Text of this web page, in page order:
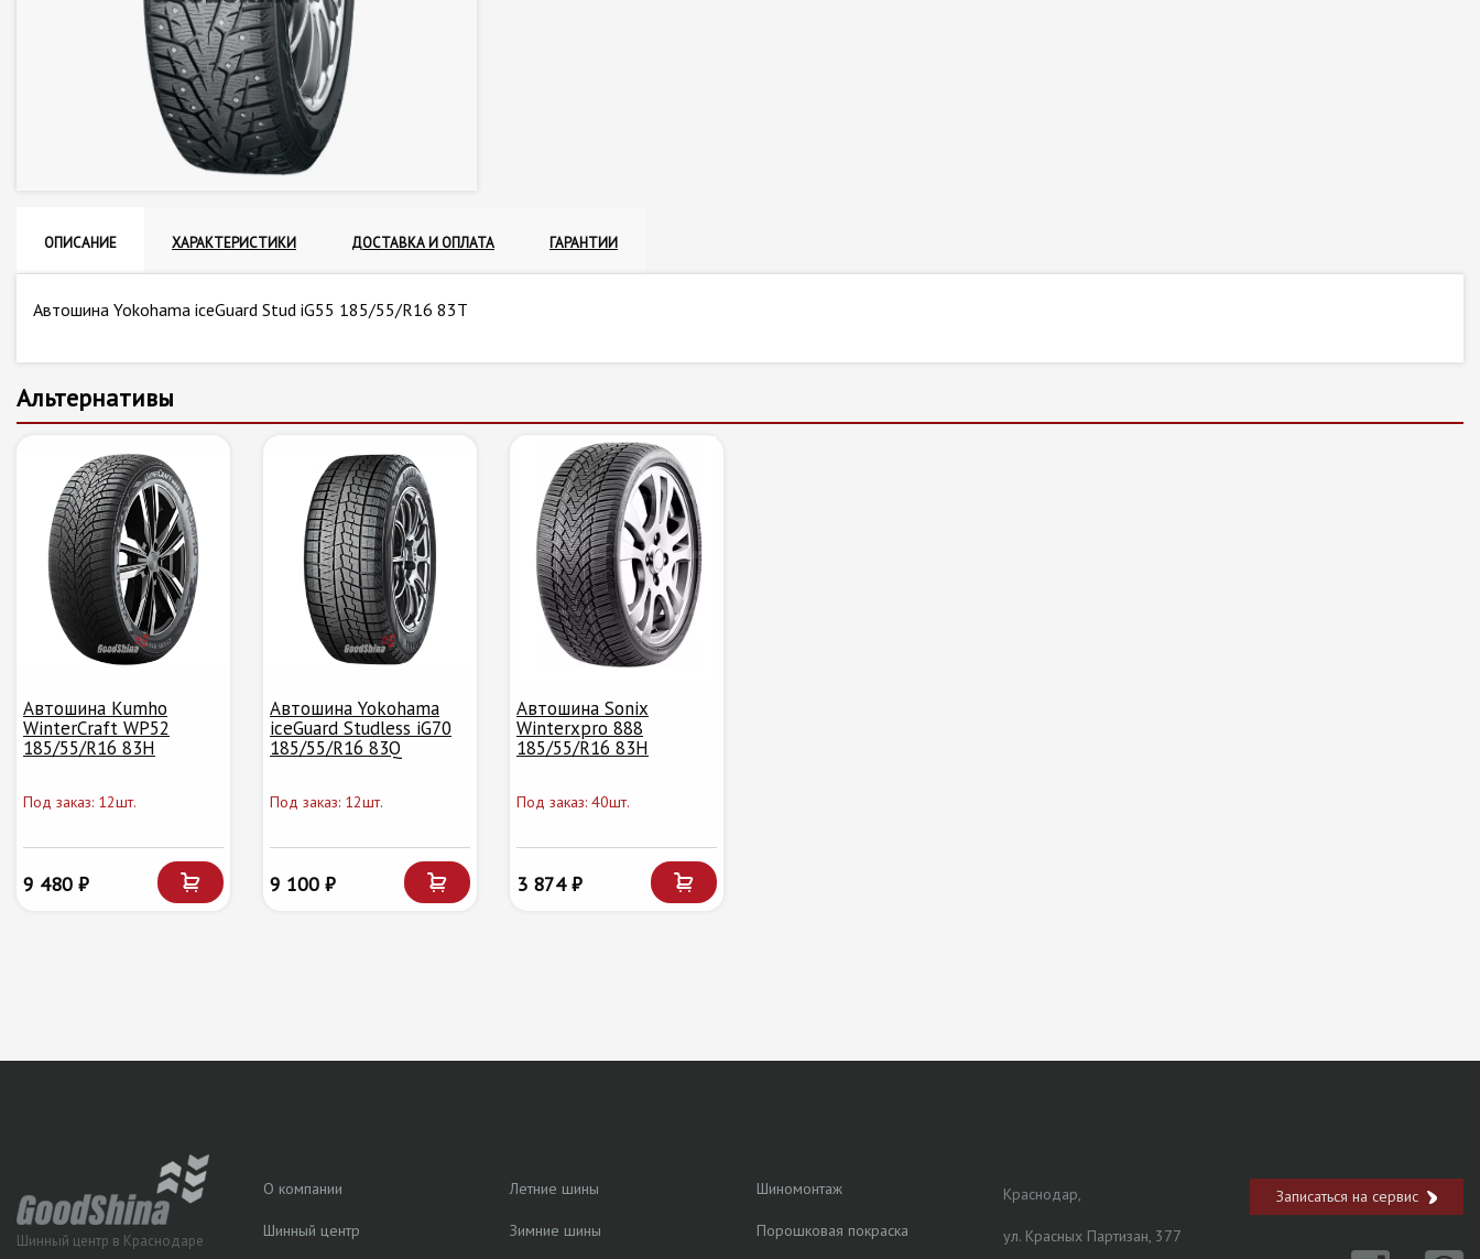
ОПИСАНИЕ ХАРАКТЕРИСТИКИ ДОСТАВКА И ОПЛАТА ГАРАНТИИ
Автошина Yokohama iceGuard Stud iG55 185/55/R16 83T
Альтернативы
Автошина Kumho
WinterCraft WP52
185/55/R16 83H
Под заказ: 12шт.
9 480 ₽
Автошина Yokohama
iceGuard Studless iG70
185/55/R16 83Q
Под заказ: 12шт.
9 100 ₽
Автошина Sonix
Winterxpro 888
185/55/R16 83H
Под заказ: 40шт.
3 874 ₽
Шинный центр в Краснодаре
О компании
Шинный центр
Летние шины
Зимние шины
Шиномонтаж
Порошковая покраска
Краснодар,
ул. Красных Партизан, 377
Записаться на сервис